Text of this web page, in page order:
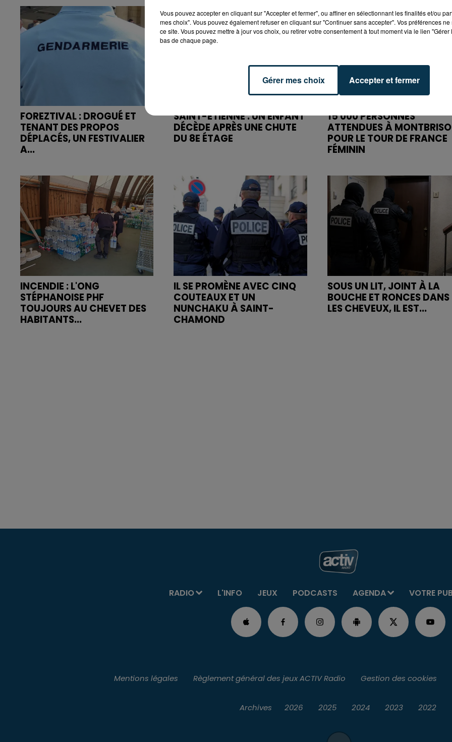
FOREZTIVAL : DROGUÉ ET
TENANT DES PROPOS
DÉPLACÉS, UN FESTIVALIER
A...
SAINT-ETIENNE : UN ENFANT
DÉCÈDE APRÈS UNE CHUTE
DU 8E ÉTAGE
15 000 PERSONNES
ATTENDUES À
POUR LE TOUR DE FRANCE
FÉMININ
INCENDIE : L'ONG
STÉPHANOISE PHF
TOUJOURS AU CHEVET DES
HABITANTS...
IL SE PROMÈNE AVEC CINQ
COUTEAUX ET UN
NUNCHAKU À SAINT-
CHAMOND
SOUS UN LIT, JOINT À LA
BOUCHE ET RONCES DANS
LES CHEVEUX, IL EST...
RADIO L'INFO JEUX PODCASTS AGENDA VOTRE
Mentions légales Règlement général des jeux ACTIV Radio Gestion des cookies
Archives 2026 2025 2024 2023 2022
Vous pouvez accepter en cliquant sur "Accepter et fermer", ou affiner en sélectionnant les finalités et/ou
mes choix". Vous pouvez également refuser en cliquant sur "Continuer sans accepter". Vos préférences
ce site. Vous pouvez mettre à jour vos choix, ou retirer votre consentement à tout moment via le lien
bas de chaque page.
Gérer mes choix Accepter et fermer